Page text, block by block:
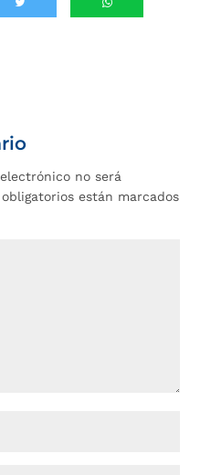
no será
están marcados